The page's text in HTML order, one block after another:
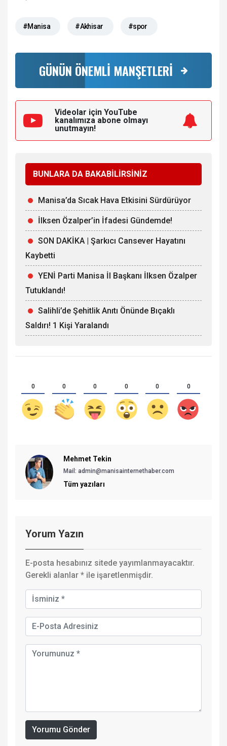
#Manisa #Akhisar #spor
GÜNÜN ÖNEMLİ MANŞETLERİ
Videolar için YouTube
kanalımıza abone olmayı
unutmayın!
BUNLARA DA BAKABİLİRSİNİZ
Manisa’da Sıcak Hava Etkisini Sürdürüyor
İlksen Özalper’in İfadesi Gündemde!
SON DAKİKA | Şarkıcı Cansever Hayatını
Kaybetti
YENİ Parti Manisa İl Başkanı İlksen Özalper
Tutuklandı!
Salihli’de Şehitlik Anıtı Önünde Bıçaklı
Saldırı! 1 Kişi Yaralandı
0 0 0 0 0 0
Mehmet Tekin
Mail: admin@manisainternethaber.com
Tüm yazıları
Yorum Yazın
E-posta hesabınız sitede yayımlanmayacaktır.
Gerekli alanlar * ile işaretlenmişdir.
Yorumu Gönder